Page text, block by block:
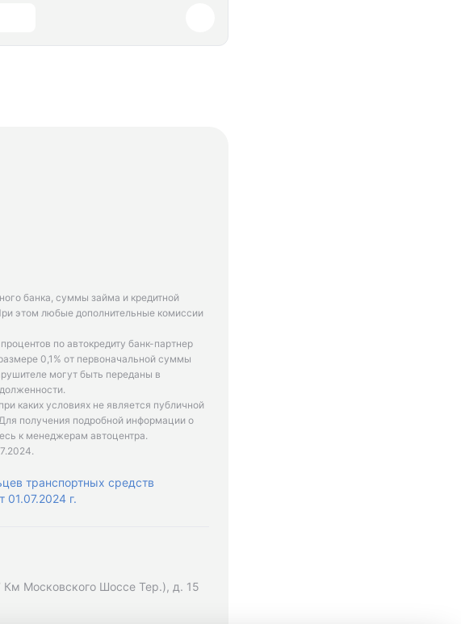
банка, суммы займа и кредитной
этом любые дополнительные комиссии
по автокредиту банк-партнер
0,1% от первоначальной суммы
могут быть переданы в
каких условиях не является публичной
получения подробной информации о
к менеджерам автоцентра.
.
транспортных средств
г.
Московского Шоссе Тер.), д. 15